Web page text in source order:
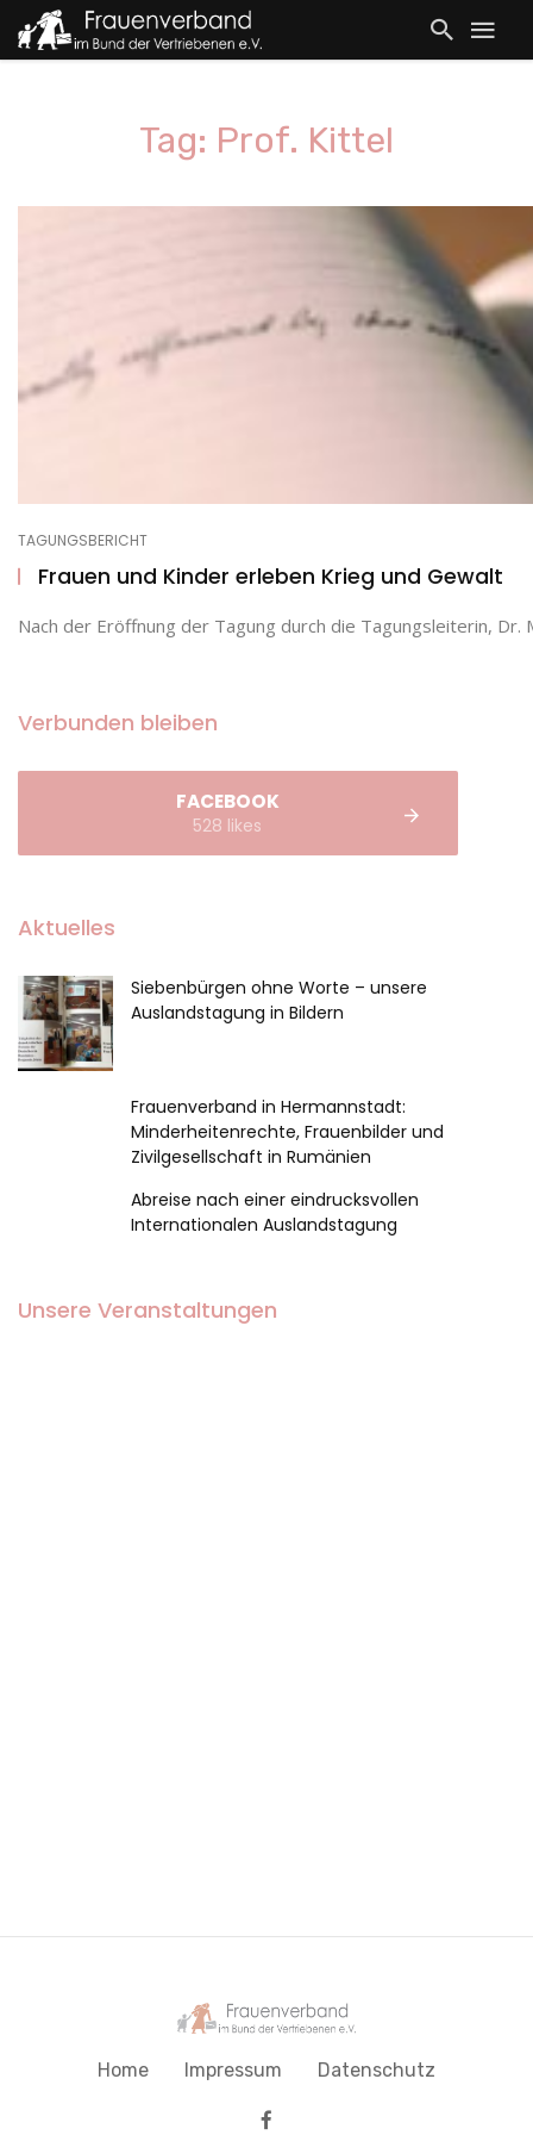
Tag: Prof. Kittel
TAGUNGSBERICHT
Frauen und Kinder erleben Krieg und Gewalt
Nach der Eröffnung der Tagung durch die Tagungsleiterin, Dr.
Verbunden bleiben
FACEBOOK
528 likes
Aktuelles
Siebenbürgen ohne Worte – unsere
Auslandstagung in Bildern
Frauenverband in Hermannstadt:
Minderheitenrechte, Frauenbilder und
Zivilgesellschaft in Rumänien
Abreise nach einer eindrucksvollen
Internationalen Auslandstagung
Unsere Veranstaltungen
Home Impressum Datenschutz